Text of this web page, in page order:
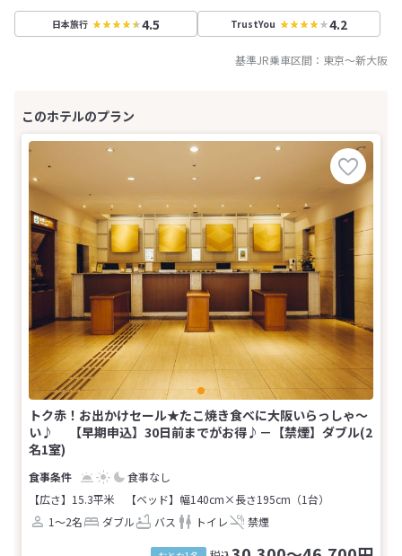
日本旅行 4.5 TrustYou 4.2
基準JR乗車区間： 東京～新大阪
トク赤！お出かけセール★たこ焼き食べに大阪いらっしゃ～
い♪ 【早期申込】30日前までがお得♪－【禁煙】ダブル(2
名1室)
食事なし
【広さ】15.3平米
【ベッド】幅140cm×長さ195cm（1台）
1～2名
ダブル バス トイレ 禁煙